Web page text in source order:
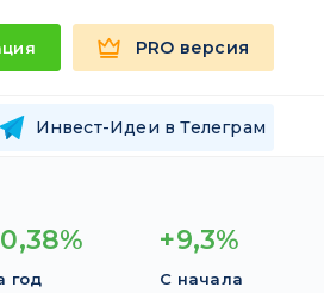
PRO версия
Инвест-Идеи в Телеграм
год
+9,3%
С начала